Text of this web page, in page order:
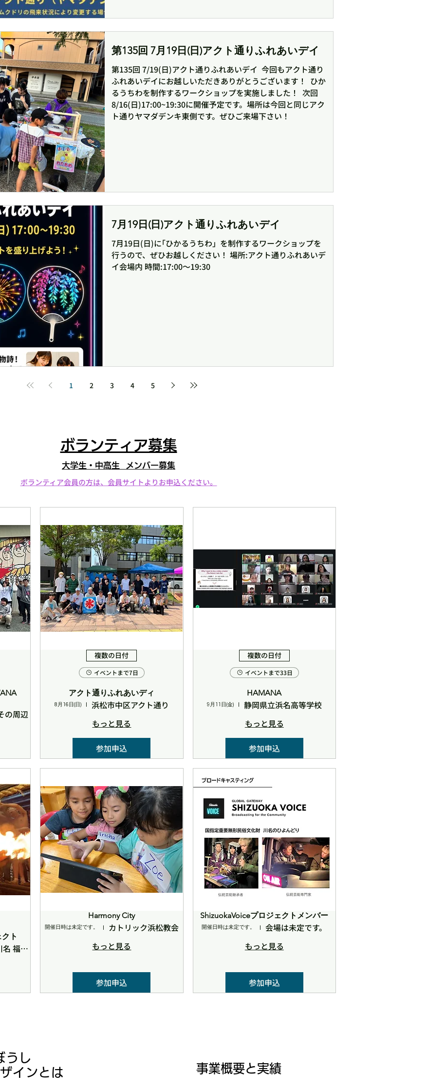
第135回 7月19日(日)アクト通りふれあいデイ
第135回 7/19(日)アクト通りふれあいデイ ⁡ 今回もアクト通り
ふれあいデイにお越しいただきありがとうございます！ ⁡ ひか
るうちわを制作するワークショップを実施しました！ ⁡ 次回
8/16(日)17:00~19:30に開催予定です。場所は今回と同じアク
ト通りヤマダデンキ東側です。ぜひご来場下さい！
7月19日(日)アクト通りふれあいデイ
7月19日(日)に｢ひかるうちわ」を制作するワークショップを
行うので、ぜひお越しください！ 場所:アクト通りふれあいデ
イ会場内 時間:17:00〜19:30
1 2 3 4 5
ボランティア募集
大学生・中高生 メンバー募集
ボランティア会員の方は、会員サイトよりお申込ください。
の周辺
複数の日付
イベントまで7日
アクト通りふれあいディ
8月16日(日)
浜松市中区アクト通り
もっと見る
参加申込
複数の日付
イベントまで33日
HAMANA
9月11日(金)
静岡県立浜名高等学校
もっと見る
参加申込
ト
浜松市浜名区引佐町川名 福満寺薬師堂およびその周辺
Harmony City
開催日時は未定です。
カトリック浜松教会
もっと見る
参加申込
ShizuokaVoiceプロジェクトメンバー
開催日時は未定です。
会場は未定です。
もっと見る
参加申込
うし
インとは
​事業概要と​実績